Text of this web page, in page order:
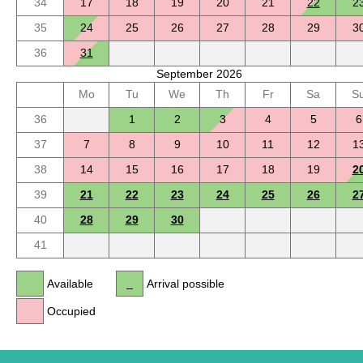
34
17 18 19 20 21 22
35
24 25 26 27 28 29
36
31
September 2026
Mo
Tu We Th Fr Sa
36
1 2 3 4 5
6
37
7 8 9 10 11 12
38
14 15 16 17 18 19
39
21 22 23 24 25 26
40
28 29
30
41
Available
Occupied
Arrival possible